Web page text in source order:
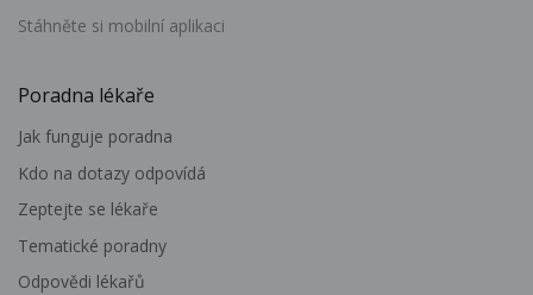
Stáhněte si mobilní aplikaci
Poradna lékaře
Jak funguje poradna
Kdo na dotazy odpovídá
Zeptejte se lékaře
Tematické poradny
Odpovědi lékařů